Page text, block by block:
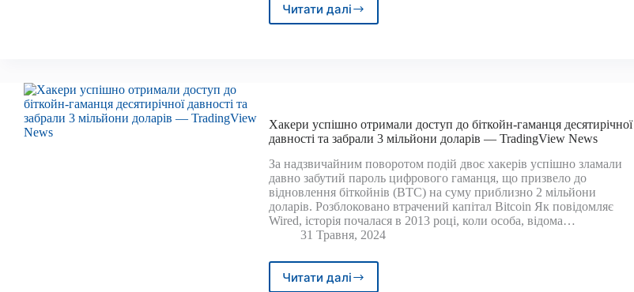
Читати далі
Біткойн
публікації
ключових
економічних
даних
Хакери успішно отримали доступ до біткойн-гаманця десятирічної
давності та забрали 3 мільйони доларів — TradingView News
За надзвичайним поворотом подій двоє хакерів успішно зламали
давно забутий пароль цифрового гаманця, що призвело до
відновлення біткойнів (BTC) на суму приблизно 2 мільйони
доларів. Розблоковано втрачений капітал Bitcoin Як повідомляє
Wired, історія почалася в 2013 році, коли особа, відома…
31 Травня, 2024
Читати далі
Хакери